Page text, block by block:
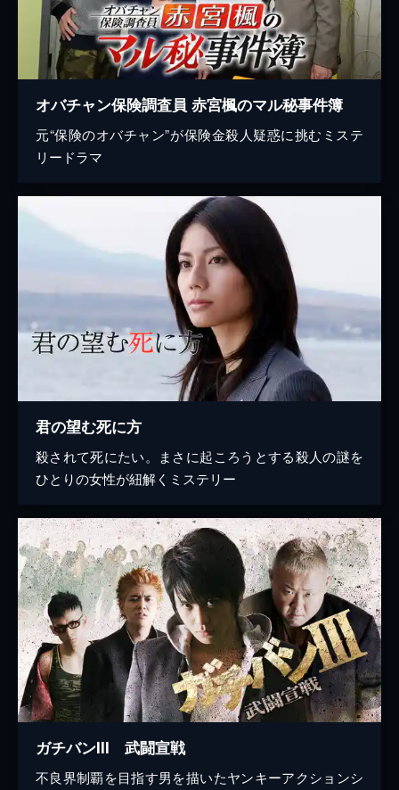
オバチャン保険調査員 赤宮楓のマル秘事件簿
元“保険のオバチャン”が保険金殺人疑惑に挑むミステ
リードラマ
君の望む死に方
殺されて死にたい。まさに起ころうとする殺人の謎を
ひとりの女性が紐解くミステリー
ガチバンIII 武闘宣戦
不良界制覇を目指す男を描いたヤンキーアクションシ